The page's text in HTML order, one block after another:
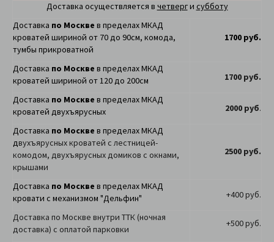
Доставка осуществляется в четверги субботу
Доставка по Москве в пределах МКАД
кроватей шириной от 70 до 90см, комода,
тумбы прикроватной
1700 руб.
Доставка по Москве в пределах МКАД
кроватей шириной от 120 до 200см
1700 руб.
Доставка по Москве в пределах МКАД
кроватей двухъярусных
2000 руб.
Доставка по Москве в пределах МКАД
двухъярусных кроватей с лестницей-
комодом, двухъярусных домиков с окнами,
крышами
2500 руб.
Доставка по Москве в пределах МКАД
кровати с механизмом "Дельфин"
+400 руб.
Доставка по Москве внутри ТТК (ночная
доставка) с оплатой парковки
+500 руб.